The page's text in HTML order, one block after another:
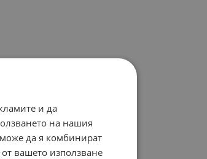
и да
на нашия
да я комбинират
вашето използване